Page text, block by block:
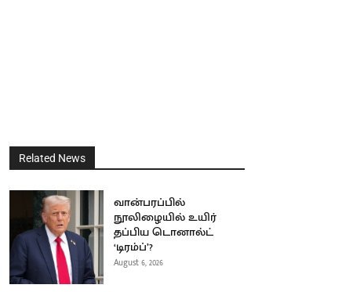
Related News
வான்பரப்பில்
நூலிழையில் உயிர்
தப்பிய டொனால்ட்
‘டிரம்ப்’?
August 6, 2026